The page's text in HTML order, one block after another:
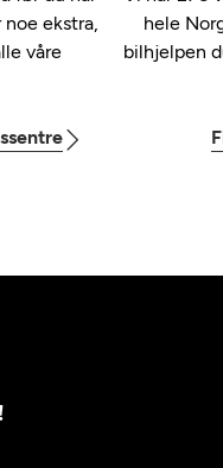
ekstra,
våre
hele
bilhjelpen